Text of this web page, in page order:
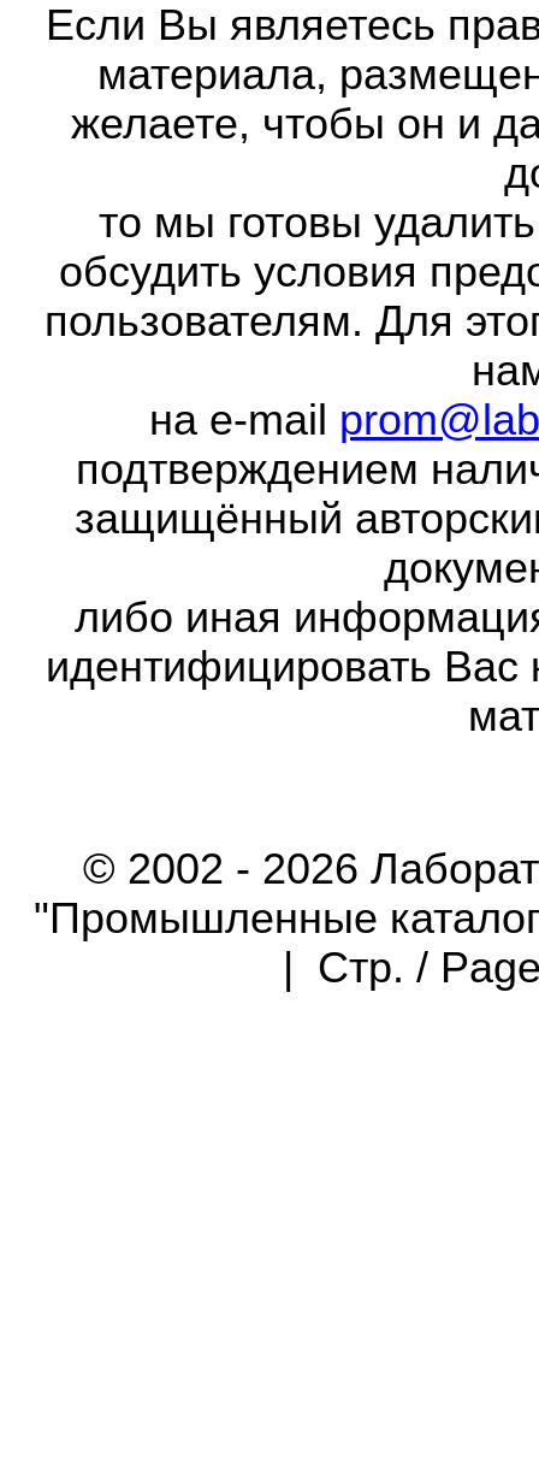
Если Вы являетесь
материала,
желаете, чтобы он и
то мы готовы
обсудить условия
пользователям. Для
на e-mail
подтверждением
защищённый
либо иная
идентифицировать Вас
© 2002 - 2026
"Промышленные
| Стр. /